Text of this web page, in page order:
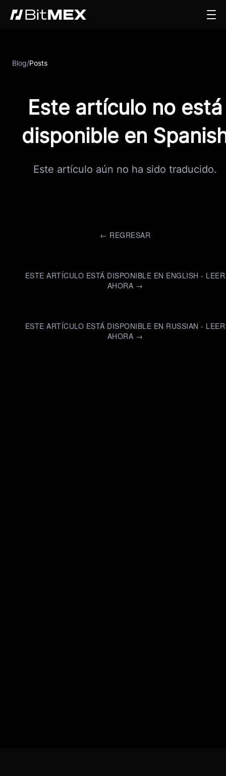
Blog/Posts
Este artículo no está
disponible en
Este artículo aún no ha sido traducido.
← REGRESAR
ESTE ARTÍCULO ESTÁ DISPONIBLE EN ENGLISH - LEER
AHORA →
ESTE ARTÍCULO ESTÁ DISPONIBLE EN RUSSIAN - LEER
AHORA →